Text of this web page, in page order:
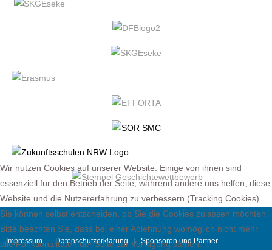
Impressum Datenschutzerklärung Sponsoren und Partner
Wir nutzen Cookies auf unserer Website. Einige von ihnen sind
essenziell für den Betrieb der Seite, während andere uns helfen, diese
Website und die Nutzererfahrung zu verbessern (Tracking Cookies).
Sie können selbst entscheiden, ob Sie die Cookies zulassen möchten.
Bitte beachten Sie, dass bei einer Ablehnung womöglich nicht mehr
alle Funktionalitäten der Seite zur Verfügung stehen.